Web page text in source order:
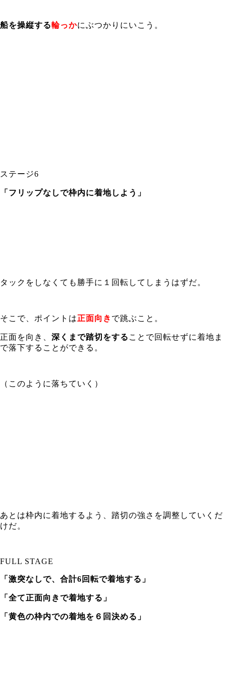
船を操縦する輪っかにぶつかりにいこう。
ステージ6
「フリップなしで枠内に着地しよう」
タックをしなくても勝手に１回転してしまうはずだ。
そこで、ポイントは正面向き で跳ぶこと。
正面を向き、 深くまで踏切をする ことで回転せずに着地ま
で落下することができる。
（このように落ちていく）
あとは枠内に着地するよう、踏切の強さを調整していくだ
けだ。
FULL STAGE
「激突なしで、合計6回転で着地する」
「全て正面向きで着地する」
「黄色の枠内での着地を６回決める」